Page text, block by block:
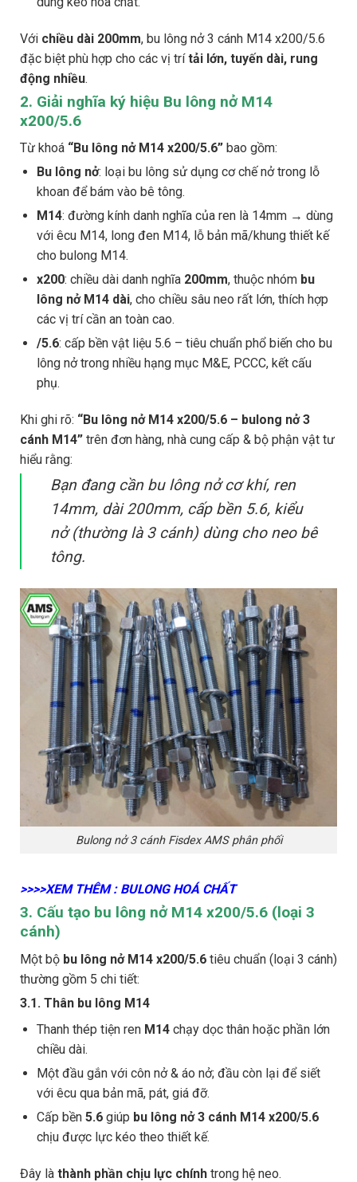
Với chiều dài 200mm, bu lông nở 3 cánh M14 x200/5.6
đặc biệt phù hợp cho các vị trítải lớn, tuyến dài, rung
động nhiều.
2. Giải nghĩa ký hiệu Bu lông nở M14
x200/5.6
Từ khoá “Bu lông nở M14 x200/5.6” bao gồm:
Bu lông nở: loại bu lông sử dụng cơ chế nở trong lỗ
khoan để bám vào bê tông.
M14: đường kính danh nghĩa của ren là 14mm → dùng
với êcu M14, long đen M14, lỗ bản mã/khung thiết kế
cho bulong M14.
x200: chiều dài danh nghĩa 200mm, thuộc nhóm bu
lông nở M14 dài, cho chiều sâu neo rất lớn, thích hợp
các vị trí cần an toàn cao.
/5.6: cấp bền vật liệu 5.6 – tiêu chuẩn phổ biến cho bu
lông nở trong nhiều hạng mục M&E, PCCC, kết cấu
phụ.
Khi ghi rõ: “Bu lông nở M14 x200/5.6 – bulong nở 3
cánh M14” trên đơn hàng, nhà cung cấp & bộ phận vật tư
hiểu rằng:
Bạn đang cần bu lông nở cơ khí, ren
14mm, dài 200mm, cấp bền 5.6, kiểu
nở (thường là 3 cánh) dùng cho neo bê
tông.
Bulong nở 3 cánh Fisdex AMS phân phối
>>>>XEM THÊM : BULONG HOÁ CHẤT
3. Cấu tạo bu lông nở M14 x200/5.6 (loại 3
cánh)
Một bộ bu lông nở M14 x200/5.6 tiêu chuẩn (loại 3 cánh)
thường gồm 5 chi tiết:
3.1. Thân bu lông M14
Thanh thép tiện ren M14chạy dọc thân hoặc phần lớn
chiều dài.
Một đầu gắn với côn nở & áo nở; đầu còn lại để siết
với êcu qua bản mã, pát, giá đỡ.
Cấp bền 5.6giúp bu lông nở 3 cánh M14 x200/5.6
chịu được lực kéo theo thiết kế.
Đây là thành phần chịu lực chính trong hệ neo.